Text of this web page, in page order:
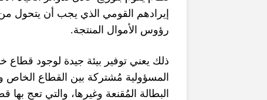
إيرادهم القومي الذي يجب أن يتحول
رؤوس الأموال المنتجة.
ذلك يعني توفير بيئة جيدة لوجود
المسؤولية مُشتركة بين القطاع
البطالة المُقنعة وغيرها، والتي تعج